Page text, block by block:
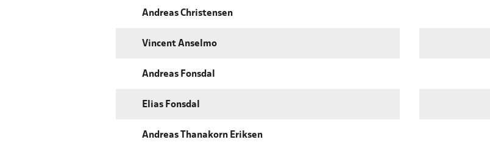
Andreas Christensen
Vincent Anselmo
Andreas Fonsdal
Elias Fonsdal
Andreas Thanakorn Eriksen